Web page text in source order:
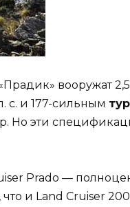
вооружат
с. и 177-сильным
Но эти
Prado —
и Land Cruiser